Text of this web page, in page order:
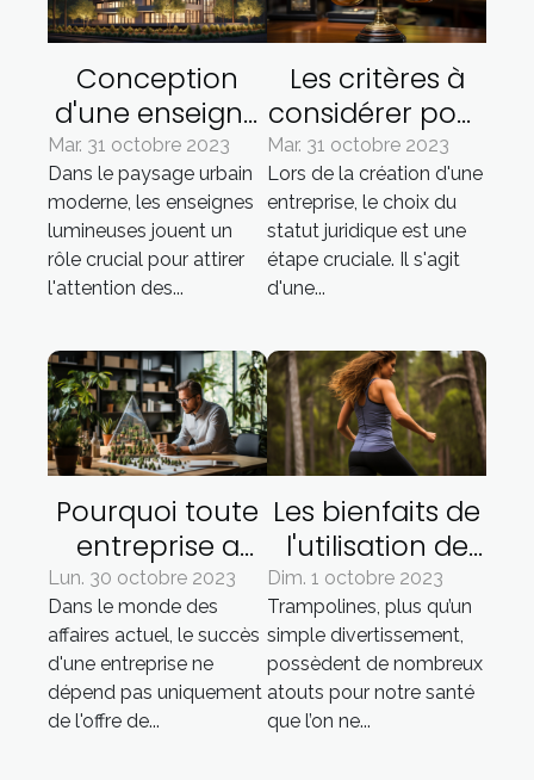
Conception
d'une enseigne
lumineuse :
facteurs à
prendre en
compte
Mar. 31 octobre 2023
Dans le paysage urbain
moderne, les enseignes
lumineuses jouent un
rôle crucial pour attirer
l'attention des...
Les critères à
considérer pour
choisir le statut
juridique
adapté à votre
entreprise
Mar. 31 octobre 2023
Lors de la création d'une
entreprise, le choix du
statut juridique est une
étape cruciale. Il s'agit
d'une...
Pourquoi toute
entreprise a
besoin d'un
plan d'affaires
ambitieux
Lun. 30 octobre 2023
Dans le monde des
affaires actuel, le succès
d'une entreprise ne
dépend pas uniquement
de l'offre de...
Les bienfaits de
l'utilisation de
trampolines
pour la santé
Dim. 1 octobre 2023
Trampolines, plus qu’un
simple divertissement,
possèdent de nombreux
atouts pour notre santé
que l’on ne...